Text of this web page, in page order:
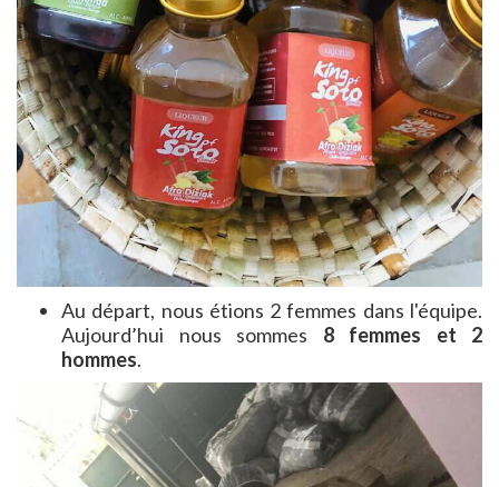
Au départ, nous étions 2 femmes dans l'équipe.
Aujourd’hui nous sommes 8 femmes et 2
hommes.